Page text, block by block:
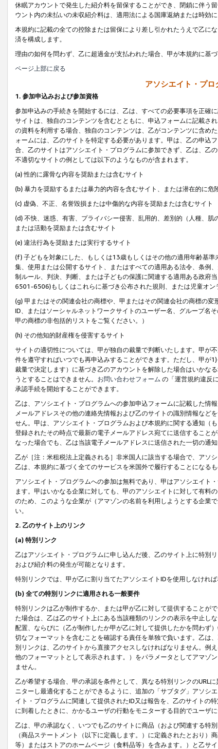
休眠アカウントで発生した紹介料を留保することができ、閉鎖に伴う
ウント内の未払いの未収紹介料は、適用法による国庫返納または時効
本規約に記載の全ての控除または留保により差し引かれたうえで乙に
済を構成します。
理由の如何を問わず、乙に超過金が支払われた場合、甲が本規約に基
ページ上部に戻る
アソシエイト・プ
1. 参加申込みおよび参加資格
参加申込みの手続きを開始するには、乙は、すべての必要事項を正確
サイトは、独自のコンテンツを含むとともに、申込フォームに記載さ
の資料を利用する場合、独自のコンテンツは、乙がコンテンツに含め
ォームには、乙のサイトを特定する必要があります。甲は、乙の申込
合、乙のサイトはアソシエイト・プログラムに参加できず、乙は、乙
不適切なサイトの例としては以下のようなものが含まれます。
(a) 性的に露骨な内容を奨励または含むサイト
(b) 暴力を奨励するまたは暴力的内容を含むサイト、または潜在的に
(c) 虚偽、不正、名誉毀損または中傷的な内容を奨励または含むサイト
(d) 不快、迷惑、有害、プライバシー侵害、乱用的、差別的（人種、
または活動を奨励または含むサイト
(e) 違法行為を奨励または実行するサイト
(f) 子どもを対象にした、もしくは13歳もしくはその他の適用年齢基
集、使用または公開するサイト、またはすべての適用ある法令、条例
制ルール、判決、判断、または子どもの保護に関連する適用ある政府
6501-6506)もしくはこれらに基づき公布された規則、または児童オン
(g) 甲またはその関連会社の商標や、甲またはその関連会社の商標の
ID、またはソーシャルネットワークサイトのユーザー名、グループ名
甲の商標の非包括的リストをご覧ください。）
(h) その他知的財産権を侵害するサイト
サイトの適切性については、甲が独自の裁量で判断いたします。甲が
件を遵守すればいつでも再申込みすることができます。ただし、甲が
裁量で決定します）に基づき乙のアカウントを解除した場合はいかな
うとすることはできません。 お問い合わせフォーム の「運営規約違反
承認手続を開始することができます。
乙は、アソシエイト・プログラムへの参加申込フォームに記載した情
メールアドレスその他の連絡先情報および乙のサイトの識別情報など
せん。甲は、アソシエイト・プログラムおよび本規約に関する通知（
登録されたその時点で最新の電子メールアドレス宛てに送信すること
なった場合でも、乙は当該電子メールアドレスに送信された一切の通
乙が［注：米租税法上定義される］非米国人に該当する場合で、アソ
乙は、本規約に基づく全てのサービスを米国外で履行することになる
アソシエイト・プログラムへの参加は無料であり、甲はアソシエイト
ます。甲はいかなる企業に対しても、甲のアソシエイトに対して有料
のため、このような企業が（アマゾンの名前を利用しようとする企業
い。
2. 乙のサイト上のリンク
(a) 特別リンク
乙はアソシエイト・プログラムに申し込んだ後、乙のサイト上に特別
および紹介料の発生が可能となります。
特別リンクでは、甲が乙に割り当てたアソシエイトIDを使用しなけれ
(b) 全ての特別リンクに適用される一般要件
特別リンクは乙が制作するか、または甲が乙に対して提供することが
た場合は、乙は乙のサイト上にある当該種類のリンクの表示を中止し
配置、ならびに（乙が制作したか甲が乙に対して提供したかを問わず
切なフォーマットを含むことを確認する責任を単独で負います。乙は
別リンクは、乙のサイトから直接アクセスしなければなりません。例
他のフォーマットとして表示されます。）をパラメータとしてアマゾ
ません。
乙が希望する場合、甲の承認を条件として、異なる特別リンクのURL
ニターし最適化することができるように、追加の「サブタグ」アソシ
イト・プログラムに関連して提供されたID又は報告を、乙のサイトの
に到着したときに、かかるユーザの行動をモニターする目的でユーザ
乙は、甲の承認なく、いつでも乙のサイトに商品（および関連する特
（商品ステートメント（以下に定義します。）に定義されたとおり
等）またはストアのホームページ（食料品等）を含みます。）と乙サ